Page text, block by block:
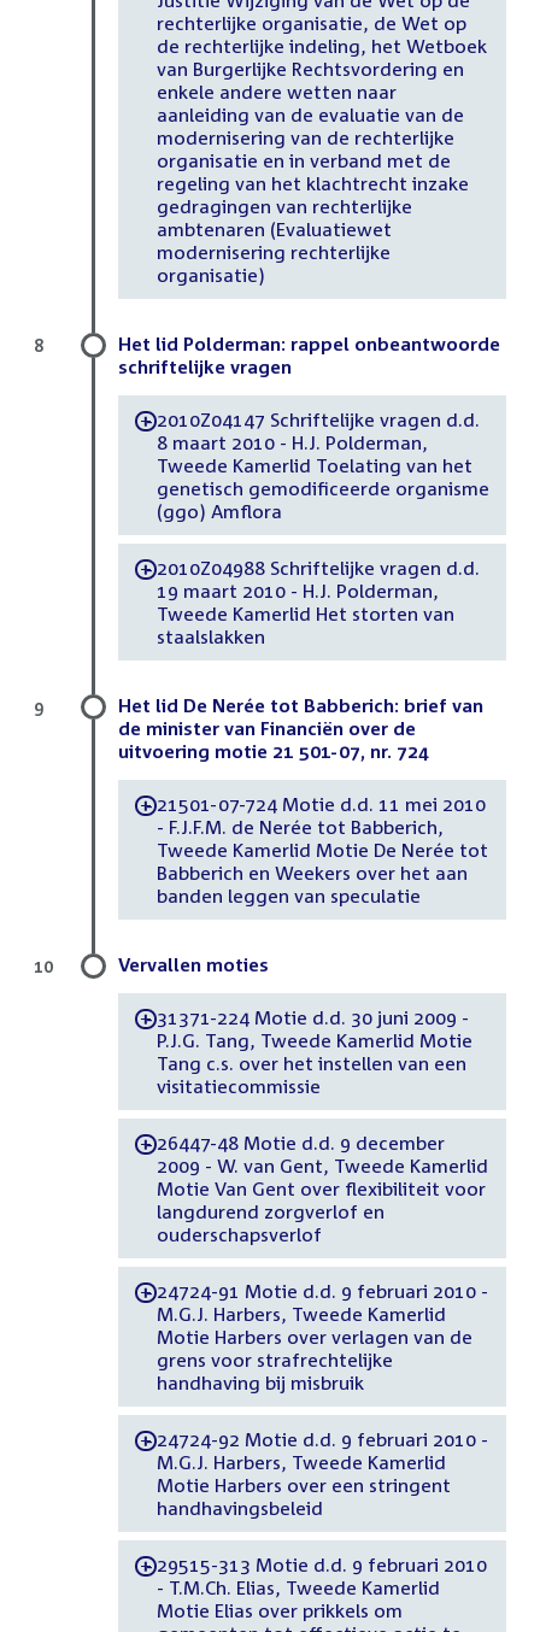
rechterlijke organisatie, de Wet op
de rechterlijke indeling, het Wetboek
van Burgerlijke Rechtsvordering en
enkele andere wetten naar
aanleiding van de evaluatie van de
modernisering van de rechterlijke
organisatie en in verband met de
regeling van het klachtrecht inzake
gedragingen van rechterlijke
ambtenaren (Evaluatiewet
modernisering rechterlijke
organisatie)
Het lid Polderman: rappel onbeantwoorde
schriftelijke vragen
-2010Z04147 Schriftelijke vragen d.d.
8 maart 2010 - H.J. Polderman,
Tweede Kamerlid Toelating van het
genetisch gemodificeerde organisme
(ggo) Amflora
-2010Z04988 Schriftelijke vragen d.d.
19 maart 2010 - H.J. Polderman,
Tweede Kamerlid Het storten van
staalslakken
8
Het lid De Nerée tot Babberich: brief van
de minister van Financiën over de
uitvoering motie 21 501-07, nr. 724
-21501-07-724 Motie d.d. 11 mei 2010
- F.J.F.M. de Nerée tot Babberich,
Tweede Kamerlid Motie De Nerée tot
Babberich en Weekers over het aan
banden leggen van speculatie
9
Vervallen moties
-31371-224 Motie d.d. 30 juni 2009 -
P.J.G. Tang, Tweede Kamerlid Motie
Tang c.s. over het instellen van een
visitatiecommissie
-26447-48 Motie d.d. 9 december
2009 - W. van Gent, Tweede Kamerlid
Motie Van Gent over flexibiliteit voor
langdurend zorgverlof en
ouderschapsverlof
-24724-91 Motie d.d. 9 februari 2010 -
M.G.J. Harbers, Tweede Kamerlid
Motie Harbers over verlagen van de
grens voor strafrechtelijke
handhaving bij misbruik
-24724-92 Motie d.d. 9 februari 2010 -
M.G.J. Harbers, Tweede Kamerlid
Motie Harbers over een stringent
handhavingsbeleid
-29515-313 Motie d.d. 9 februari 2010
- T.M.Ch. Elias, Tweede Kamerlid
Motie Elias over prikkels om
10